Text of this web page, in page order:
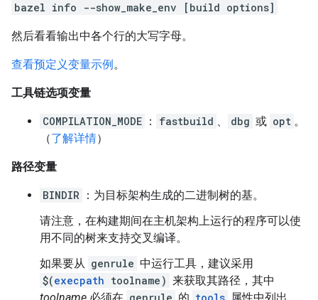
bazel info --show_make_env [build options]
然后看看输出中各个行的大写字母。
查看预定义变量示例。
工具链选项变量
COMPILATION_MODE ： fastbuild 、 dbg 或 opt 。
（了解详情）
路径变量
BINDIR
：为目标架构生成的二进制树的基。
请注意，在构建期间在主机架构上运行的程序可以使
用不同的树来支持交叉编译。
如果要从 genrule 中运行工具，建议采用
$(execpath toolname) 来获取其路径，其中